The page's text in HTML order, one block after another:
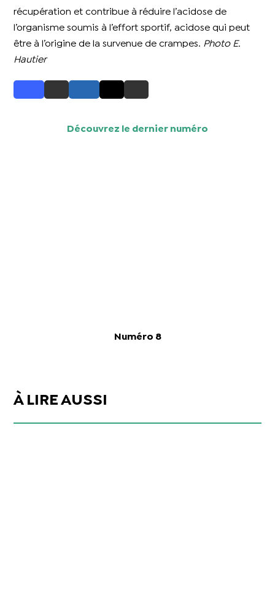
récupération et contribue à réduire l’acidose de
l’organisme soumis à l’effort sportif, acidose qui peut
être à l’origine de la survenue de crampes. Photo E.
Hautier
Découvrez le dernier numéro
Numéro 8
À LIRE AUSSI